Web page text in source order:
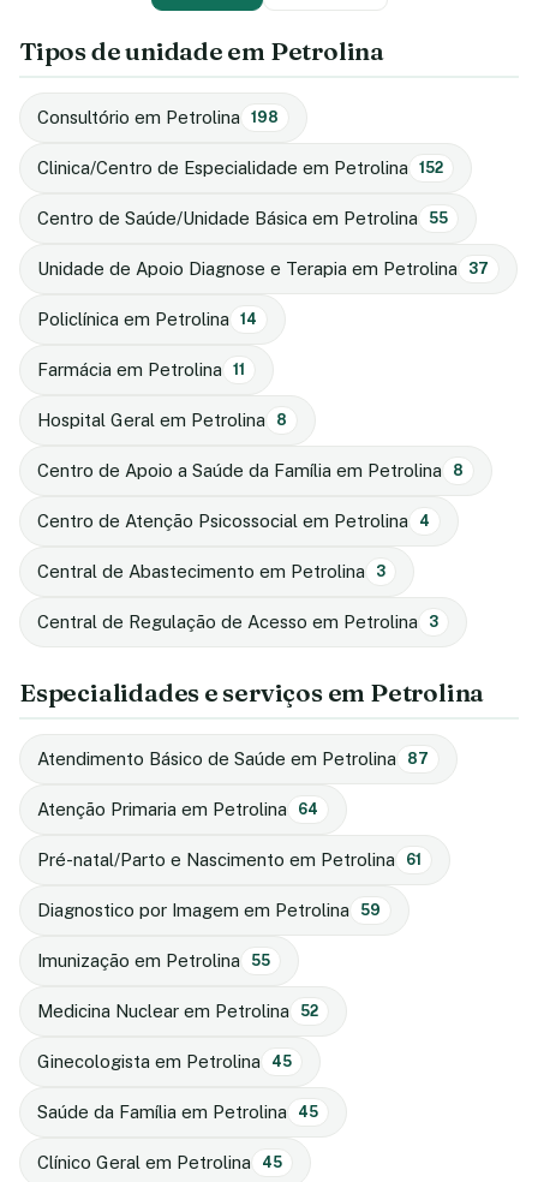
Tipos de unidade em Petrolina
Consultório em Petrolina 198
Clinica/Centro de Especialidade em Petrolina 152
Centro de Saúde/Unidade Básica em Petrolina 55
Unidade de Apoio Diagnose e Terapia em Petrolina 37
Policlínica em Petrolina 14
Farmácia em Petrolina 11
Hospital Geral em Petrolina 8
Centro de Apoio a Saúde da Família em Petrolina 8
Centro de Atenção Psicossocial em Petrolina 4
Central de Abastecimento em Petrolina 3
Central de Regulação de Acesso em Petrolina 3
Especialidades e serviços em Petrolina
Atendimento Básico de Saúde em Petrolina 87
Atenção Primaria em Petrolina 64
Pré-natal/Parto e Nascimento em Petrolina 61
Diagnostico por Imagem em Petrolina 59
Imunização em Petrolina 55
Medicina Nuclear em Petrolina 52
Ginecologista em Petrolina 45
Saúde da Família em Petrolina 45
Clínico Geral em Petrolina 45